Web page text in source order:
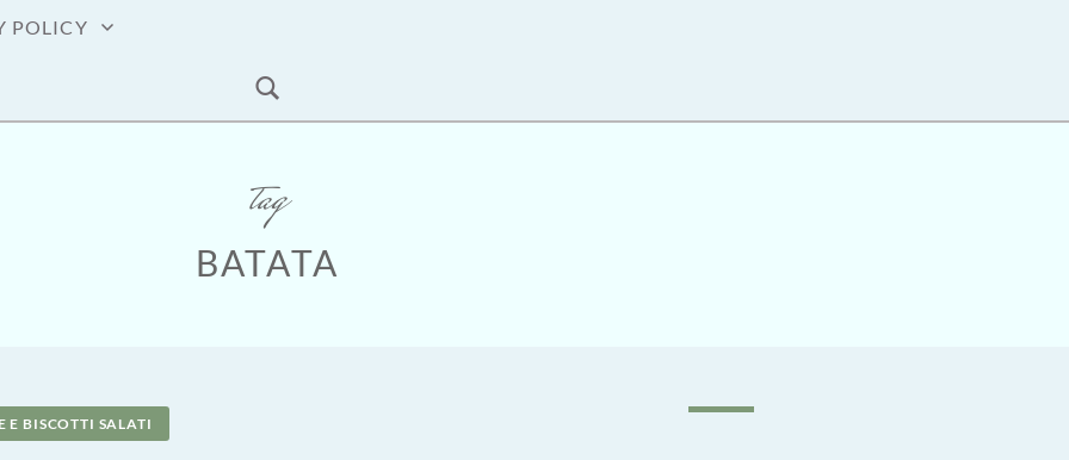
POLICY
tag
BATATA
E BISCOTTI SALATI